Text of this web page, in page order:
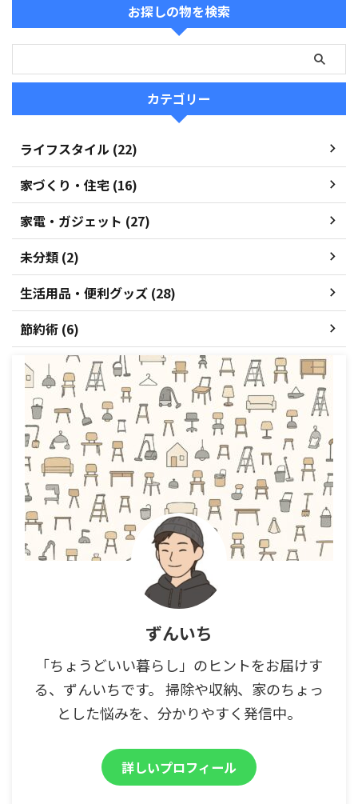
お探しの物を検索
カテゴリー
ライフスタイル (22)
家づくり・住宅 (16)
家電・ガジェット (27)
未分類 (2)
生活用品・便利グッズ (28)
節約術 (6)
ずんいち
「ちょうどいい暮らし」のヒントをお届けす
る、ずんいちです。 掃除や収納、家のちょっ
とした悩みを、分かりやすく発信中。
詳しいプロフィール